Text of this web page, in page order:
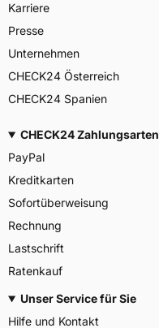
Karriere
Presse
Unternehmen
CHECK24 Österreich
CHECK24 Spanien
CHECK24 Zahlungsarten
PayPal
Kreditkarten
Sofortüberweisung
Rechnung
Lastschrift
Ratenkauf
Unser Service für Sie
Hilfe und Kontakt